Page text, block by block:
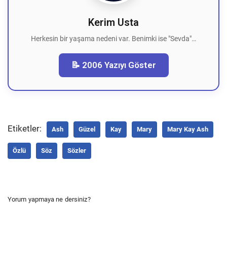
Kerim Usta
Herkesin bir yaşama nedeni var. Benimki ise "Sevda"…
📝 2006 Yazıyı Göster
Etiketler: Ash Güzel Kay Mary Mary Kay Ash
Özlü Söz Sözler
Yorum yapmaya ne dersiniz?